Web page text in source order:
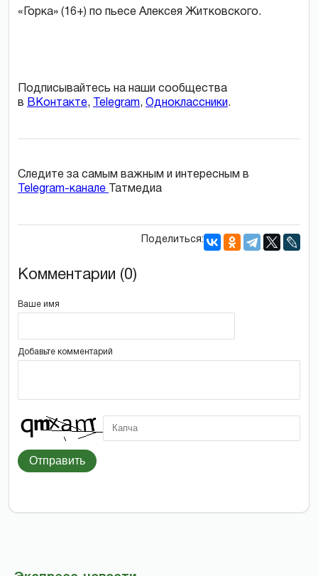
«Горка» (16+) по пьесе Алексея Житковского.
Подписывайтесь на наши сообщества
в ВКонтакте, Telegram, Одноклассники.
Следите за самым важным и интересным в
Telegram-канале
Татмедиа
Поделиться:
Комментарии (0)
Ваше имя
Добавьте комментарий
Отправить